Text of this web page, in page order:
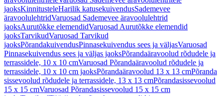
jaoksKinnitusteleHarilik katusekuivendusSademevee
äravoolulehtridVaruosad Sademevee äravoolulehtrid
jaoksAurutõkke elemendidVaruosad Aurutõkke elemendid
jaoksTarvikudVaruosad Tarvikud
jaoksPõrandakuivendusPinnasekuivendus sees ja väljasVaruosad
Pinnasekuivendus sees ja väljas jaoksPõrandaäravoolud rõdudele ja
terrassidele, 10 x 10 cmVaruosad Põrandaäravoolud rõdudele ja
terrassidele, 10 x 10 cm jaoksPõrandaäravoolud 13 x 13 cmPõranda
sissevoolud rõdudele ja terrassidele, 13 x 13 cmPõrandasissevoolud
15 x 15 cmVaruosad Põrandasissevoolud 15 x 15 cm